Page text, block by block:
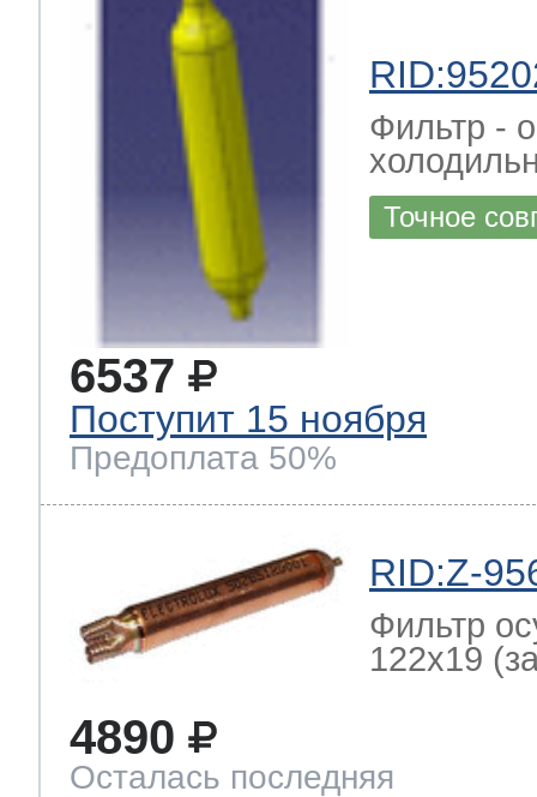
Фильтр -
Точное
6537
Поступит 15 ноября
Предоплата 50%
RID:Z-
Фильтр
122x19
4890
Осталась последняя